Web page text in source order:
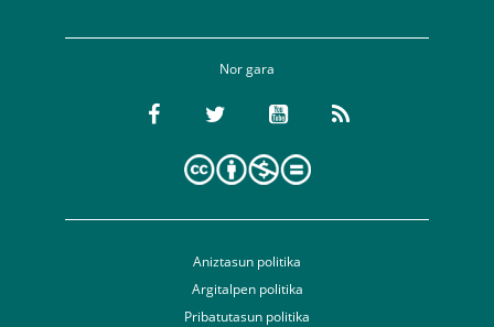
Nor gara
Aniztasun politika
Argitalpen politika
Pribatutasun politika